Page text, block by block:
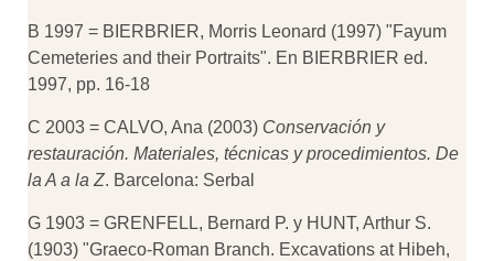
B 1997 = BIERBRIER, Morris Leonard (1997) "Fayum
Cemeteries and their Portraits". En BIERBRIER ed.
1997, pp. 16-18
C 2003 = CALVO, Ana (2003) Conservación y
restauración. Materiales, técnicas y procedimientos. De
la A a la Z. Barcelona: Serbal
G 1903 = GRENFELL, Bernard P. y HUNT, Arthur S.
(1903) "Graeco-Roman Branch. Excavations at Hibeh,